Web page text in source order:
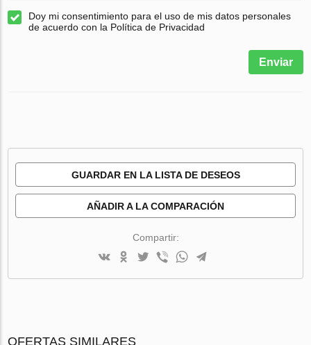
Doy mi consentimiento para el uso de mis datos personales
de acuerdo con la Política de Privacidad
Enviar
GUARDAR EN LA LISTA DE DESEOS
AÑADIR A LA COMPARACIÓN
Compartir:
OFERTAS SIMILARES